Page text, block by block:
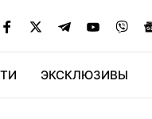
ЭКСКЛЮЗИВЫ